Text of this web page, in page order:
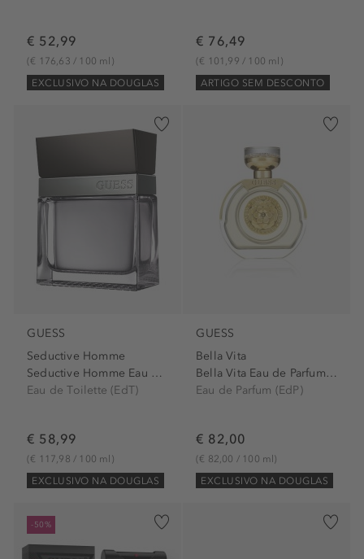
€ 52,99
(€ 176,63 / 100 ml)
EXCLUSIVO NA DOUGLAS
€ 76,49
(€ 101,99 / 100 ml)
ARTIGO SEM DESCONTO
GUESS
Seductive Homme
Seductive Homme Eau de...
Eau de Toilette (EdT)
€ 58,99
(€ 117,98 / 100 ml)
EXCLUSIVO NA DOUGLAS
GUESS
Bella Vita
Bella Vita Eau de Parfum Spray
Eau de Parfum (EdP)
€ 82,00
(€ 82,00 / 100 ml)
EXCLUSIVO NA DOUGLAS
-50%